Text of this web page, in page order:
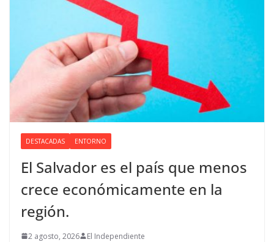
DESTACADAS ENTORNO
El Salvador es el país que menos
crece económicamente en la
región.
2 agosto, 2026 El Independiente